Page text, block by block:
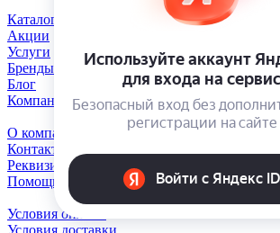
Каталог
Акции
Услуги
Бренды
Блог
Компания
О компании
Контакты
Реквизиты
Помощь
Условия оплаты
Условия доставки